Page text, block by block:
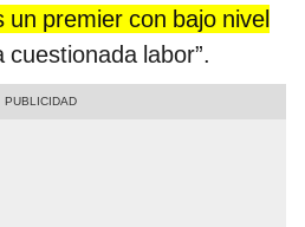
un premier con bajo nivel
cuestionada labor”.